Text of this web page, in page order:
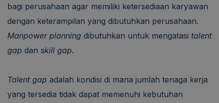
bagi perusahaan agar memiliki ketersediaan karyawan
dengan keterampilan yang dibutuhkan perusahaan.
Manpower planning dibutuhkan untuk mengatasi talent
gap dan skill gap.
Talent gap adalah kondisi di mana jumlah tenaga kerja
yang tersedia tidak dapat memenuhi kebutuhan